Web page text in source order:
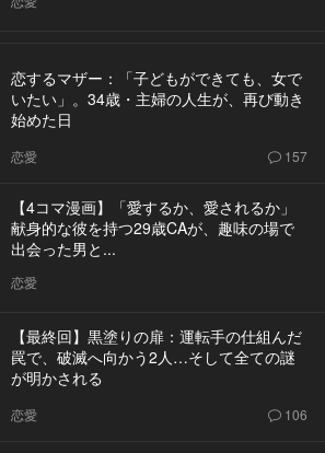
恋するマザー：「子どもができても、女で
いたい」。34歳・主婦の人生が、再び動き
始めた日
恋愛 157
【4コマ漫画】「愛するか、愛されるか」
献身的な彼を持つ29歳CAが、趣味の場で
出会った男と...
恋愛
【最終回】黒塗りの扉：運転手の仕組んだ
罠で、破滅へ向かう2人…そして全ての謎
が明かされる
恋愛 106